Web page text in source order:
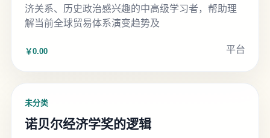
济关系、历史政治感兴趣的中高级学习者，帮助理
解当前全球贸易体系演变趋势及
￥0.00 平台
未分类
诺贝尔经济学奖的逻辑